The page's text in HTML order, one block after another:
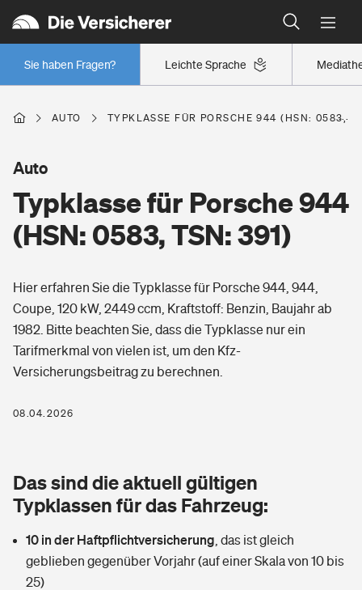
Leichte Sprache
Sie haben Fragen?
Wer versichert was: Jetzt Versicherer finden
Regionalklassen: So ist Ihre Region eingestuft
Wer versichert was: Jetzt Versicherer finden
Berufsunfähigkeitsversicherung
Erwerbsunfähigkeitsversicherung
Grundfähigkeitsversicherung
Arbeitsrechtsschutz
Berufshaftpflichtversicherung
Zur Übersicht
Tools
Wer versichert was: Jetzt Versicherer finden
Wohnen
Hausratversicherung
Glasversicherung
Mietkautionsversicherung
Freizeit
Pri­vate Haft­pflicht­
Kinderunfall­ver­si­che­rung
Kinderinvalidität
Gesundheit
Private Krankenversicherung
Dread-Disease-Versicherung
Tierkrankenversicherung
Zur Übersicht
AUTO TYPKLASSE FÜR PORSCHE 944 (HSN: 0583,
Typklasse für Porsche 944
(HSN: 0583, TSN: 391)
Auto
Hier erfahren Sie die Typklasse für Porsche 944, 944,
Coupe, 120 kW, 2449 ccm, Kraftstoff: Benzin, Baujahr ab
1982. Bitte beachten Sie, dass die Typklasse nur ein
Tarifmerkmal von vielen ist, um den Kfz-
Versicherungsbeitrag zu berechnen.
08.04.2026
Das sind die aktuell gültigen
Typklassen für das Fahrzeug:
10 in der Haftpflichtversicherung das ist gleich
geblieben gegenüber Vorjahr (auf einer Skala von 10 bis
25)